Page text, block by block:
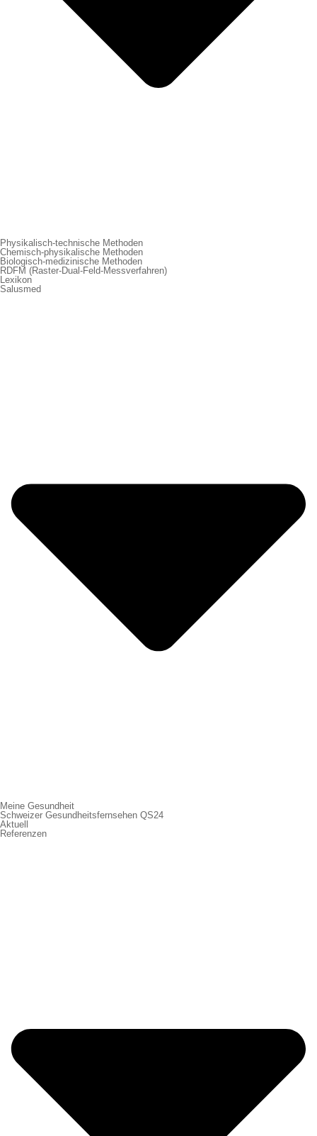
Physikalisch-technische Methoden
Chemisch-physikalische Methoden
Biologisch-medizinische Methoden
RDFM (Raster-Dual-Feld-Messverfahren)
Lexikon
Salusmed
Meine Gesundheit
Schweizer Gesundheitsfernsehen QS24
Aktuell
Referenzen